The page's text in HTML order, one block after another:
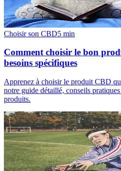
Choisir son CBD5 min
Comment choisir le bon
besoins spécifiques
Apprenez à choisir le produit CBD
notre guide détaillé, conseils
produits.